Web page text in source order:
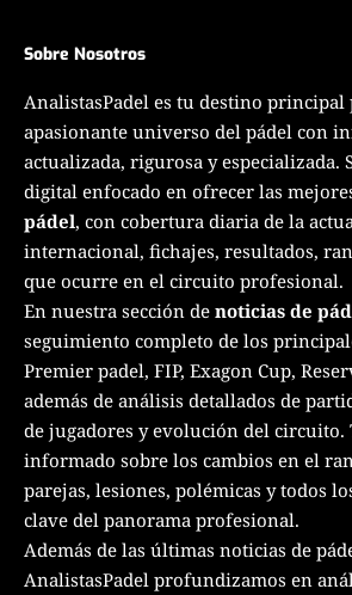
Sobre Nosotros
AnalistasPadel es tu destino principal
apasionante universo del pádel con
actualizada, rigurosa y especializada.
digital enfocado en ofrecer las
pádel, con cobertura diaria de la
internacional, fichajes, resultados,
que ocurre en el circuito profesional.
En nuestra sección de noticias de
seguimiento completo de los
Premier padel, FIP, Exagon Cup,
además de análisis detallados de
de jugadores y evolución del circuito.
informado sobre los cambios en el
parejas, lesiones, polémicas y todos
clave del panorama profesional.
Además de las últimas noticias de
AnalistasPadel profundizamos en